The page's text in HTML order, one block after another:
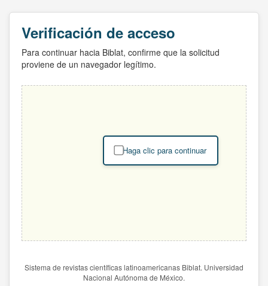
Verificación de acceso
Para continuar hacia Biblat, confirme que la solicitud
proviene de un navegador legítimo.
Haga clic para continuar
Sistema de revistas científicas latinoamericanas Biblat. Universidad
Nacional Autónoma de México.